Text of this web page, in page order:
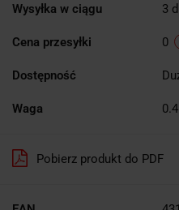
Wysyłka w ciągu 3
Cena przesyłki 0
Dostępność
Waga
Pobierz produkt do PDF